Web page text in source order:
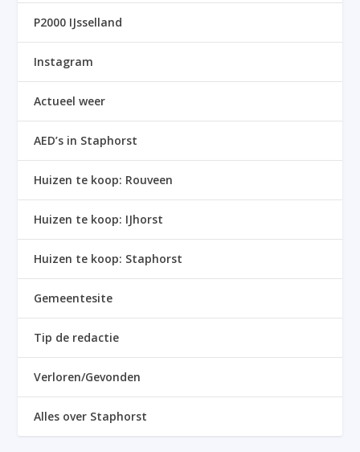
P2000 IJsselland
Instagram
Actueel weer
AED’s in Staphorst
Huizen te koop: Rouveen
Huizen te koop: IJhorst
Huizen te koop: Staphorst
Gemeentesite
Tip de redactie
Verloren/Gevonden
Alles over Staphorst